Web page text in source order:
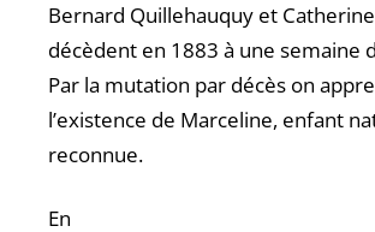
Bernard Quillehauquy et
décèdent en 1883 à une semaine
Par la mutation par décès on
l’existence de Marceline, enfant
reconnue.
En